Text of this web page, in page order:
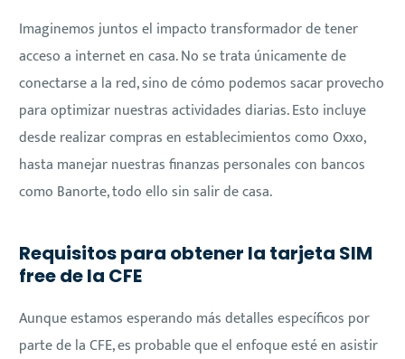
Imaginemos juntos el impacto transformador de tener
acceso a internet en casa. No se trata únicamente de
conectarse a la red, sino de cómo podemos sacar provecho
para optimizar nuestras actividades diarias. Esto incluye
desde realizar compras en establecimientos como Oxxo,
hasta manejar nuestras finanzas personales con bancos
como Banorte, todo ello sin salir de casa.
Requisitos para obtener la tarjeta SIM
free de la CFE
Aunque estamos esperando más detalles específicos por
parte de la CFE, es probable que el enfoque esté en asistir